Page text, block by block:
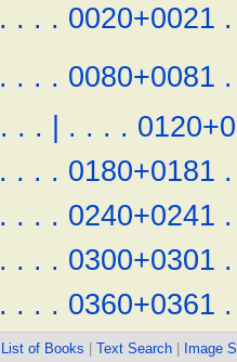
. . . . 0020+0021 .
. . . . 0080+0081 .
. . . | . . . .
. . . . 0180+0181 .
. . . . 0240+0241 .
. . . . 0300+0301 .
. . . . 0360+0361 .
List of Books Text Search Image